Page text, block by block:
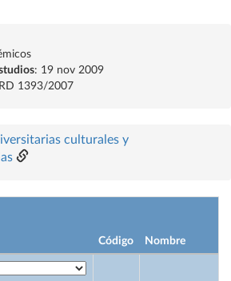
: 19 nov 2009
1393/2007
culturales y
Código Nombre